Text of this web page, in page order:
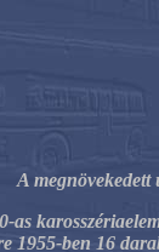
A megnövekedett
as
1955-ben 16